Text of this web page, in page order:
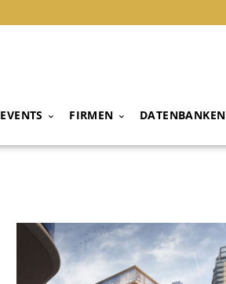
EVENTS FIRMEN DATENBANKEN